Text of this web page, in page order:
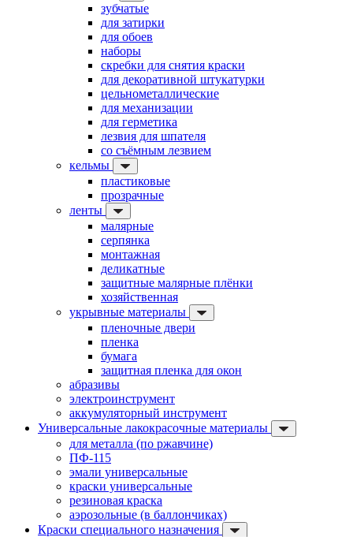
зубчатые
для затирки
для обоев
наборы
скребки для снятия краски
для декоративной штукатурки
цельнометаллические
для механизации
для герметика
лезвия для шпателя
со съёмным лезвием
кельмы
пластиковые
прозрачные
ленты
малярные
серпянка
монтажная
деликатные
защитные малярные плёнки
хозяйственная
укрывные материалы
пленочные двери
пленка
бумага
защитная пленка для окон
абразивы
электроинструмент
аккумуляторный инструмент
Универсальные лакокрасочные материалы
для металла (по ржавчине)
ПФ-115
эмали универсальные
краски универсальные
резиновая краска
аэрозольные (в баллончиках)
Краски специального назначения